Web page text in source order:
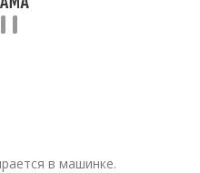
в машинке.